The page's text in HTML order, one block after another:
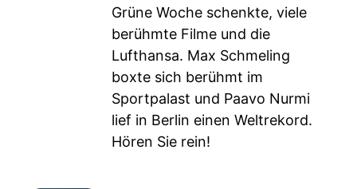
Grüne Woche schenkte, viele
berühmte Filme und die
Lufthansa. Max Schmeling
boxte sich berühmt im
Sportpalast und Paavo Nurmi
lief in Berlin einen Weltrekord.
Hören Sie rein!